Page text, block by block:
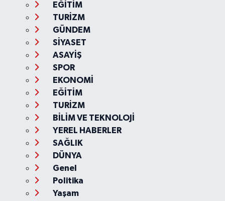
EĞİTİM
TURİZM
GÜNDEM
SİYASET
ASAYİŞ
SPOR
EKONOMİ
EĞİTİM
TURİZM
BİLİM VE TEKNOLOJİ
YEREL HABERLER
SAĞLIK
DÜNYA
Genel
Politika
Yaşam